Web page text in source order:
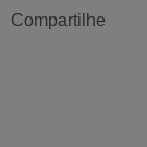
Compartilhe